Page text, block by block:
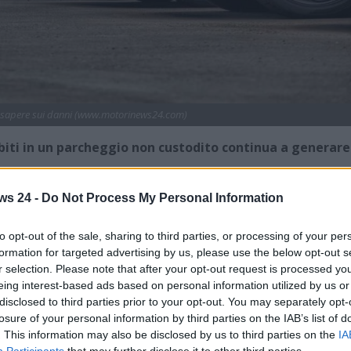
24 - Do Not Process My Personal Information
opt-out of the sale, sharing to third parties, or processing of your
for targeted advertising by us, please use the below opt-out
selection. Please note that after your opt-out request is processed
interest-based ads based on personal information utilized by us
to third parties prior to your opt-out. You may separately
of your personal information by third parties on the IAB’s list of
This information may also be disclosed by us to third parties on the
in un parcheggio non custodito continua a generare
in un parcheggio non custoditocontinua a generare
Spesso, infatti, nei parcheggi a pagamento si
per furti o danneggiamenti ai veicoli in sosta. Ma questi
il gestore da ogni obbligo? La risposta, a partire dalla più
e chiarisce aspetti importanti del rapporto contrattuale tra
cosa prevede la legge